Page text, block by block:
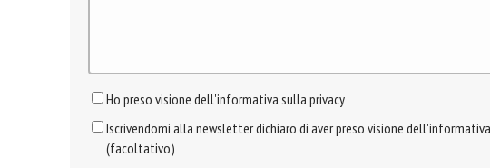
Ho preso visione dell'informativa sulla privacy
Iscrivendomi alla newsletter dichiaro di aver preso visione
(facoltativo)